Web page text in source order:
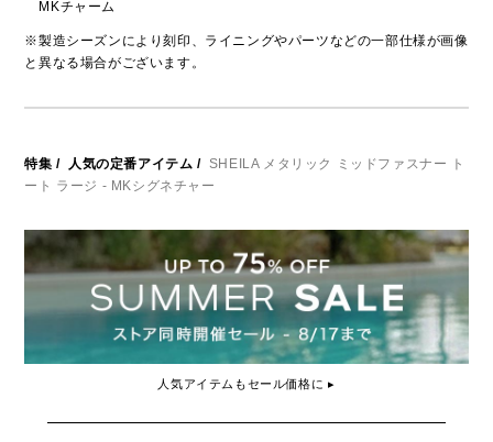
MKチャーム
※製造シーズンにより刻印、ライニングやパーツなどの一部仕様が画像
と異なる場合がございます。
特集 / 人気の定番アイテム / SHEILA メタリック ミッドファスナー ト
ート ラージ - MKシグネチャー
人気アイテムもセール価格に ▸